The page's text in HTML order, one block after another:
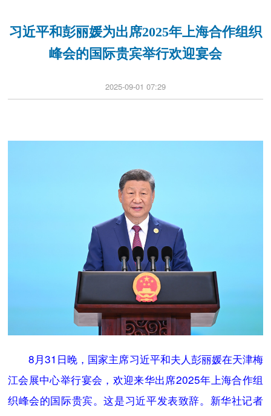
习近平和彭丽媛为出席2025年上海合作组织
峰会的国际贵宾举行欢迎宴会
2025-09-01 07:29
8月31日晚，国家主席习近平和夫人彭丽媛在天津梅
江会展中心举行宴会，欢迎来华出席2025年上海合作组
织峰会的国际贵宾。这是习近平发表致辞。新华社记者